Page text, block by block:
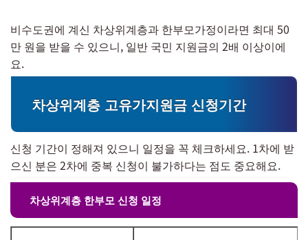
비수도권에 계신 차상위계층과 한부모가정이라면 최대 50
만 원을 받을 수 있으니, 일반 국민 지원금의 2배 이상이에
요.
차상위계층 고유가지원금 신청기간
신청 기간이 정해져 있으니 일정을 꼭 체크하세요. 1차에 받
으신 분은 2차에 중복 신청이 불가하다는 점도 중요해요.
차상위계층 한부모 신청 일정